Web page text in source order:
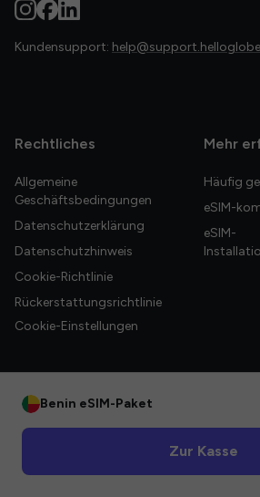
Kundensupport:
Rechtliches
Allgemeine
Geschäftsbedingungen
Datenschutzerklärung
Datenschutzhinweis
Cookie-Richtlinie
Rückerstattungsrichtlinie
Cookie-Einstellungen
Mehr
Häufig
eSIM-
eSIM-
Benin eSIM-Paket
Zur Kasse